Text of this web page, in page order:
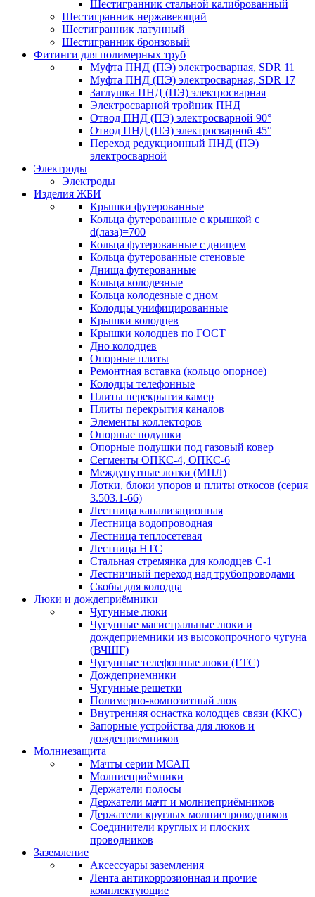
Шестигранник стальной калиброванный
Шестигранник нержавеющий
Шестигранник латунный
Шестигранник бронзовый
Фитинги для полимерных труб
Муфта ПНД (ПЭ) электросварная, SDR 11
Муфта ПНД (ПЭ) электросварная, SDR 17
Заглушка ПНД (ПЭ) электросварная
Электросварной тройник ПНД
Отвод ПНД (ПЭ) электросварной 90°
Отвод ПНД (ПЭ) электросварной 45°
Переход редукционный ПНД (ПЭ)
электросварной
Электроды
Электроды
Изделия ЖБИ
Крышки футерованные
Кольца футерованные с крышкой с
d(лаза)=700
Кольца футерованные с днищем
Кольца футерованные стеновые
Днища футерованные
Кольца колодезные
Кольца колодезные с дном
Колодцы унифицированные
Крышки колодцев
Крышки колодцев по ГОСТ
Дно колодцев
Опорные плиты
Ремонтная вставка (кольцо опорное)
Колодцы телефонные
Плиты перекрытия камер
Плиты перекрытия каналов
Элементы коллекторов
Опорные подушки
Опорные подушки под газовый ковер
Сегменты ОПКС-4, ОПКС-6
Междупутные лотки (МПЛ)
Лотки, блоки упоров и плиты откосов (серия
3.503.1-66)
Лестница канализационная
Лестница водопроводная
Лестница теплосетевая
Лестница НТС
Стальная стремянка для колодцев С-1
Лестничный переход над трубопроводами
Скобы для колодца
Люки и дождеприёмники
Чугунные люки
Чугунные магистральные люки и
дождеприемники из высокопрочного чугуна
(ВЧШГ)
Чугунные телефонные люки (ГТС)
Дождеприемники
Чугунные решетки
Полимерно-композитный люк
Внутренняя оснастка колодцев связи (ККС)
Запорные устройства для люков и
дождеприемников
Молниезащита
Мачты серии МСАП
Молниеприёмники
Держатели полосы
Держатели мачт и молниеприёмников
Держатели круглых молниепроводников
Cоединители круглых и плоских
проводников
Заземление
Аксессуары заземления
Лента антикоррозионная и прочие
комплектующие